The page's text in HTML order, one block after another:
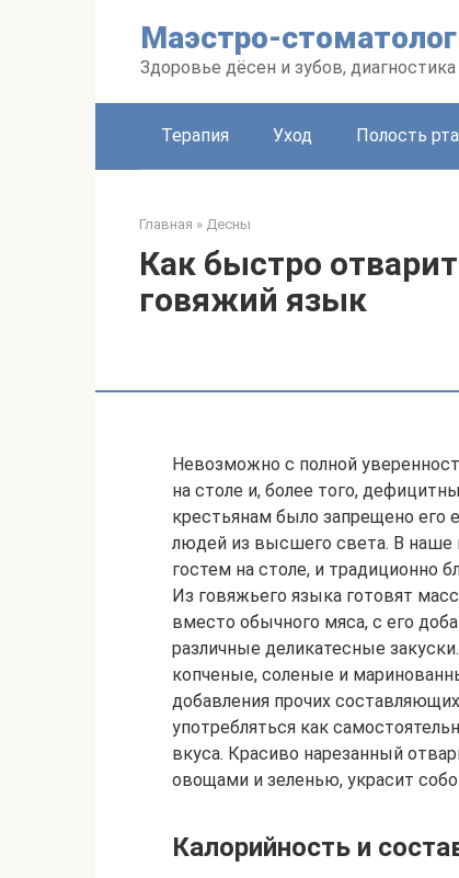
Маэстро-стоматолог
Здоровье дёсен и зубов, диагностика
Терапия Уход Полость рта
Главная » Десны
Как быстро
говяжий язык
Невозможно с полной
на столе и, более того,
крестьянам было запрещено его
людей из высшего света. В наше
гостем на столе, и традиционно
Из говяжьего языка готовят
вместо обычного мяса, с его
различные деликатесные
копченые, соленые и
добавления прочих
употребляться как
вкуса. Красиво нарезанный
овощами и зеленью, украсит
Калорийность и